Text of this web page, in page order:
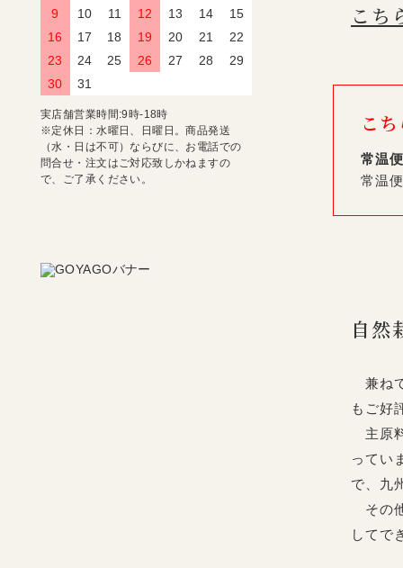
こち
こ
常温
常温
自然
兼ね
もご好
主原
ってい
で、九
その
してで
9
10 11 12 13 14
15
16
17 18 19 20 21
22
23
24 25 26 27 28
29
30
31
実店舗営業時間:9時-18時
※定休日：水曜日、日曜日。商品発送
（水・日は不可）ならびに、お電話での
問合せ・注文はご対応致しかねますの
で、ご了承ください。